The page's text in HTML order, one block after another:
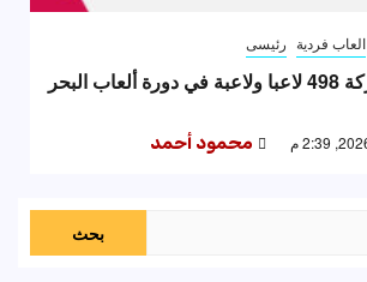
العاب فردية رئيسى
إيطاليا تعلن مشاركة 498 لاعبا ولاعبة في دورة ألعاب البحر
محمود أحمد